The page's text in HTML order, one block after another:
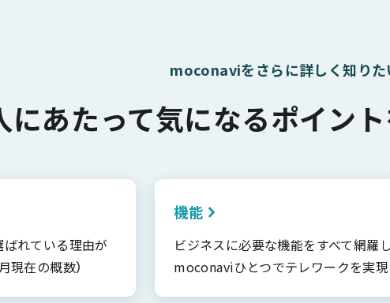
moconaviをさらに詳しく知りた
にあたって気になるポイン
れている理由が
在の概数）
機能
ビジネスに必要な機能をすべて網羅し
moconaviひとつでテレワークを実現